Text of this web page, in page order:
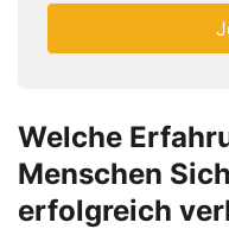
fill
Mailadresse:
Welche
Menschen
erfolgreich